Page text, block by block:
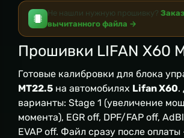
Не нашли нужную прошивку?
вычитанного файла →
Прошивки LIFAN X60
Готовые калибровки для блока
MT22.5 на автомобилях Lifan X60.
варианты: Stage 1 (увеличение
момента), EGR off, DPF/FAP off,
EVAP off. Файл сразу после